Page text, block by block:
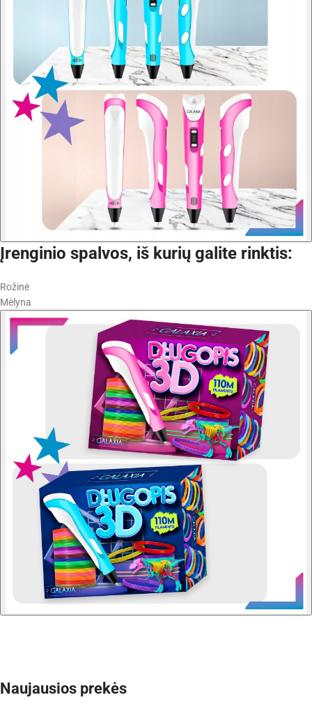
Įrenginio spalvos, iš kurių galite rinktis:
Rožinė
Mėlyna
Naujausios prekės